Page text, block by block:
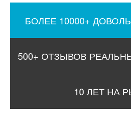
БОЛЕЕ 10000+
500+ ОТЗЫВОВ
10 ЛЕТ НА